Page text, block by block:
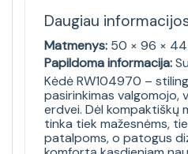
Daugiau
Matmenys: 50 × 96 ×
Papildoma informacija:
Kėdė RW104970 –
pasirinkimas valgomojo,
erdvei. Dėl kompaktiškų
tinka tiek mažesnėms,
patalpoms, o patogus